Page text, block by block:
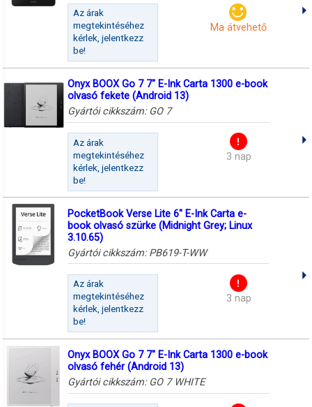
Az árak
megtekintéséhez
kérlek, jelentkezz
be!
Ma átvehető
Onyx BOOX Go 7 7" E-Ink Carta 1300 e-book
olvasó fekete (Android 13)
Gyártói cikkszám: GO 7
Az árak
megtekintéséhez
kérlek, jelentkezz
be!
3 nap
PocketBook Verse Lite 6" E-Ink Carta e-
book olvasó szürke (Midnight Grey; Linux
3.10.65)
Gyártói cikkszám: PB619-T-WW
Az árak
megtekintéséhez
kérlek, jelentkezz
be!
3 nap
Onyx BOOX Go 7 7" E-Ink Carta 1300 e-book
olvasó fehér (Android 13)
Gyártói cikkszám: GO 7 WHITE